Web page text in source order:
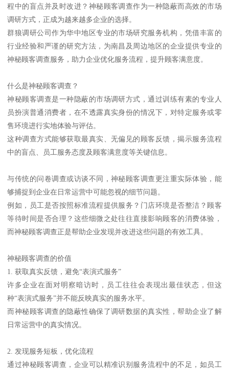
程中的盲点并及时改进？神秘顾客调查作为一种隐蔽而高效的市场
调研方式，正成为越来越多企业的选择。
群狼调研公司作为华中地区专业的市场研究服务机构，凭借丰富的
行业经验和严谨的研究方法，为南昌及周边地区的企业提供专业的
神秘顾客调查服务，助力企业优化服务流程，提升顾客满意度。
什么是神秘顾客调查？
神秘顾客调查是一种隐蔽的市场调研方式，通过训练有素的专业人
员扮演普通消费者，在不透露真实身份的情况下，对特定服务或零
售环境进行实地体验与评估。
这种调查方式能够获取最真实、无偏见的顾客反馈，揭示服务流程
中的盲点、员工服务态度及顾客满意度等关键信息。
与传统的问卷调查或访谈不同，神秘顾客调查更注重实际体验，能
够捕捉到企业在日常运营中可能忽视的细节问题。
例如，员工是否按照标准流程提供服务？门店环境是否整洁？顾客
等待时间是否合理？这些细微之处往往直接影响顾客的消费体验，
而神秘顾客调查正是帮助企业发现并改进这些问题的有效工具。
神秘顾客调查的价值
1. 获取真实反馈，避免“表演式服务”
许多企业在面对明察暗访时，员工往往会表现出最佳状态，但这
种“表演式服务”并不能反映真实的服务水平。
而神秘顾客调查的隐蔽性确保了调研数据的真实性，帮助企业了解
日常运营中的真实情况。
2. 发现服务短板，优化流程
通过神秘顾客调查，企业可以精准识别服务流程中的不足，如员工